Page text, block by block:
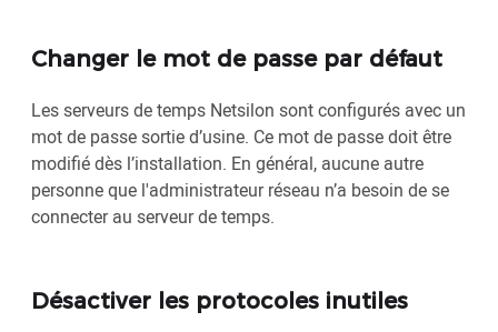
Changer le mot de passe par défaut
Les serveurs de temps Netsilon sont configurés avec un
mot de passe sortie d’usine. Ce mot de passe doit être
modifié dès l’installation. En général, aucune autre
personne que l'administrateur réseau n’a besoin de se
connecter au serveur de temps.
Désactiver les protocoles inutiles